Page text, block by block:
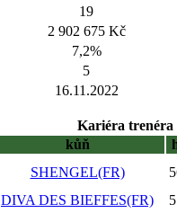
19
2 902 675 Kč
7,2%
5
16.11.2022
Kariéra trenéra
kůň
SHENGEL(FR)
DIVA DES BIEFFES(FR)